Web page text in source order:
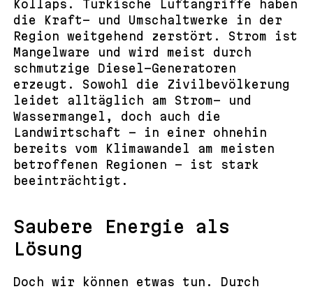
Kollaps. Türkische Luftangriffe haben
die Kraft- und Umschaltwerke in der
Region weitgehend zerstört. Strom ist
Mangelware und wird meist durch
schmutzige Diesel-Generatoren
erzeugt. Sowohl die Zivilbevölkerung
leidet alltäglich am Strom- und
Wassermangel, doch auch die
Landwirtschaft – in einer ohnehin
bereits vom Klimawandel am meisten
betroffenen Regionen – ist stark
beeinträchtigt.
Saubere Energie als
Lösung
Doch wir können etwas tun. Durch